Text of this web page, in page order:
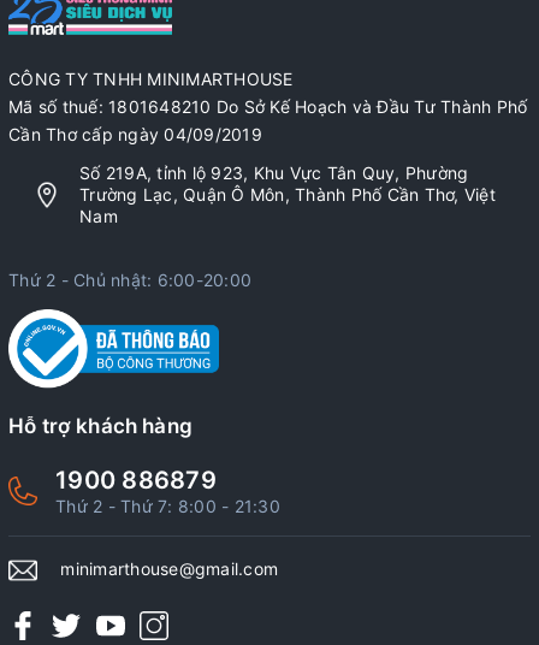
CÔNG TY TNHH MINIMARTHOUSE
Mã số thuế: 1801648210 Do Sở Kế Hoạch và Đầu Tư Thành Phố
Cần Thơ cấp ngày 04/09/2019
Số 219A, tỉnh lộ 923, Khu Vực Tân Quy, Phường
Trường Lạc, Quận Ô Môn, Thành Phố Cần Thơ, Việt
Nam
Thứ 2 - Chủ nhật: 6:00-20:00
Hỗ trợ khách hàng
1900 886879
Thứ 2 - Thứ 7: 8:00 - 21:30
minimarthouse@gmail.com